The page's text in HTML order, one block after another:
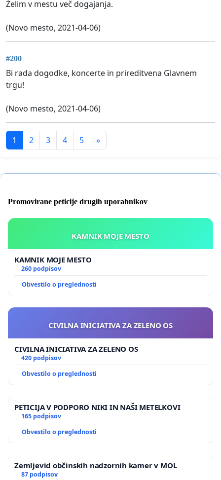
Želim v mestu več dogajanja.
(Novo mesto, 2021-04-06)
#200
Bi rada dogodke, koncerte in prireditvena Glavnem
trgu!
(Novo mesto, 2021-04-06)
1 2 3 4 5 »
Promovirane peticije drugih uporabnikov
KAMNIK MOJE MESTO
KAMNIK MOJE MESTO
260 podpisov
Obvestilo o preglednosti
CIVILNA INICIATIVA ZA ZELENO OS
CIVILNA INICIATIVA ZA ZELENO OS
420 podpisov
Obvestilo o preglednosti
PETICIJA V PODPORO NIKI IN NAŠI METELKOVI
165 podpisov
Obvestilo o preglednosti
Zemljevid občinskih nadzornih kamer v MOL
87 podpisov